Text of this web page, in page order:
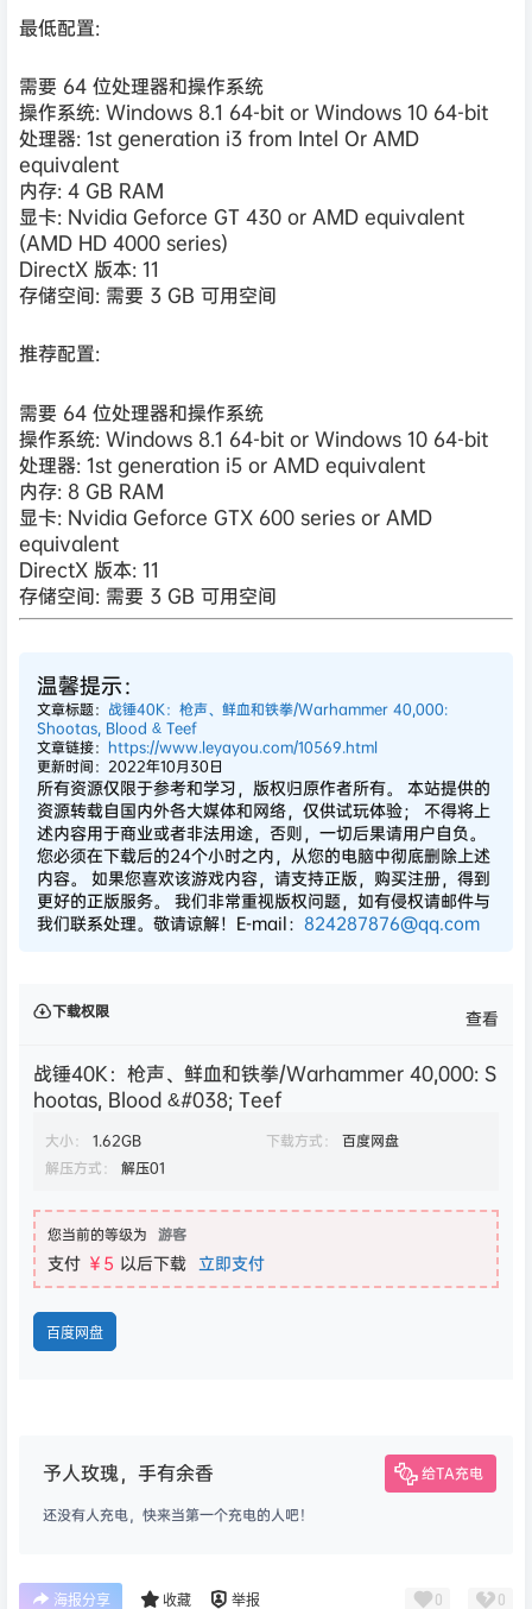
最低配置:
需要 64 位处理器和操作系统
操作系统: Windows 8.1 64-bit or Windows 10 64-bit
处理器: 1st generation i3 from Intel Or AMD
equivalent
内存: 4 GB RAM
显卡: Nvidia Geforce GT 430 or AMD equivalent
(AMD HD 4000 series)
DirectX 版本: 11
存储空间: 需要 3 GB 可用空间
推荐配置:
需要 64 位处理器和操作系统
操作系统: Windows 8.1 64-bit or Windows 10 64-bit
处理器: 1st generation i5 or AMD equivalent
内存: 8 GB RAM
显卡: Nvidia Geforce GTX 600 series or AMD
equivalent
DirectX 版本: 11
存储空间: 需要 3 GB 可用空间
温馨提示：
文章标题： 战锤40K：枪声、鲜血和铁拳/Warhammer 40,000:
Shootas, Blood & Teef
文章链接： https://www.leyayou.com/10569.html
更新时间：2022年10月30日
所有资源仅限于参考和学习，版权归原作者所有。 本站提供的
资源转载自国内外各大媒体和网络，仅供试玩体验； 不得将上
述内容用于商业或者非法用途，否则，一切后果请用户自负。
您必须在下载后的24个小时之内，从您的电脑中彻底删除上述
内容。 如果您喜欢该游戏内容，请支持正版，购买注册，得到
更好的正版服务。 我们非常重视版权问题，如有侵权请邮件与
我们联系处理。敬请谅解！E-mail： 824287876@qq.com
下载权限 查看
战锤40K：枪声、鲜血和铁拳/Warhammer 40,000: S
hootas, Blood &#038; Teef
大小： 1.62GB 下载方式：
百度网盘
解压方式：
解压01
您当前的等级为 游客
支付 ￥5 以后下载 立即支付
百度网盘
予人玫瑰，手有余香 给TA充电
还没有人充电，快来当第一个充电的人吧！
海报分享 收藏 举报 0 0